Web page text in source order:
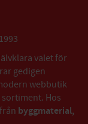
valet för
gedigen
webbutik
Hos
byggmaterial,